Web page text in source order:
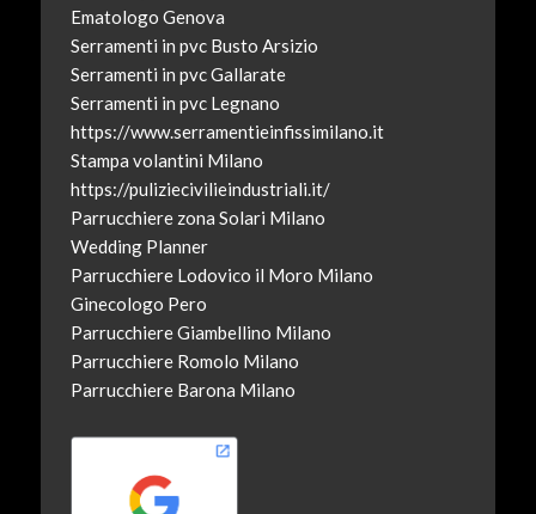
Ematologo Genova
Serramenti in pvc Busto Arsizio
Serramenti in pvc Gallarate
Serramenti in pvc Legnano
https://www.serramentieinfissimilano.it
Stampa volantini Milano
https://puliziecivilieindustriali.it/
Parrucchiere zona Solari Milano
Wedding Planner
Parrucchiere Lodovico il Moro Milano
Ginecologo Pero
Parrucchiere Giambellino Milano
Parrucchiere Romolo Milano
Parrucchiere Barona Milano